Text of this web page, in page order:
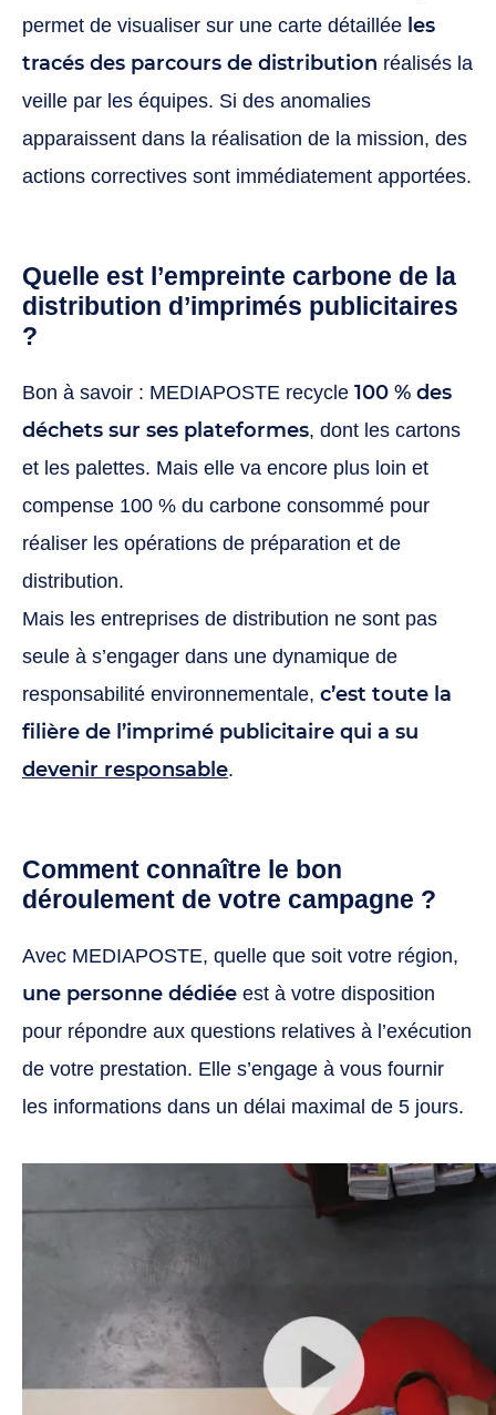
permet de visualiser sur une carte détaillée les
tracés des parcours de distribution réalisés la
veille par les équipes. Si des anomalies
apparaissent dans la réalisation de la mission, des
actions correctives sont immédiatement apportées.
Quelle est l’empreinte carbone de la
distribution d’imprimés publicitaires
?
Bon à savoir : MEDIAPOSTE recycle 100 % des
déchets sur ses plateformes, dont les cartons
et les palettes. Mais elle va encore plus loin et
compense 100 % du carbone consommé pour
réaliser les opérations de préparation et de
distribution.
Mais les entreprises de distribution ne sont pas
seule à s’engager dans une dynamique de
responsabilité environnementale, c’est toute la
filière de l’imprimé publicitaire qui a su
devenir responsable.
Comment connaître le bon
déroulement de votre campagne ?
Avec MEDIAPOSTE, quelle que soit votre région,
une personne dédiée est à votre disposition
pour répondre aux questions relatives à l’exécution
de votre prestation. Elle s’engage à vous fournir
les informations dans un délai maximal de 5 jours.